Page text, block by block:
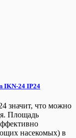
IKN-24 IP24
значит, что можно
Площадь
насекомых) в